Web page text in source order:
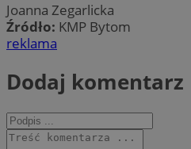
Joanna Zegarlicka
Źródło: KMP Bytom
reklama
Dodaj komentarz